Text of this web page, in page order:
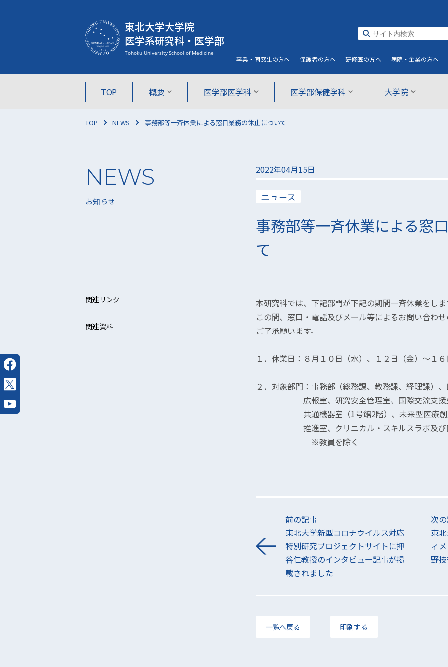
東北大学大学院
医学系研究科・医学部
TOP 概要 医学部医学科 医学部保健学科 大学院
卒業・同窓生の方へ 保護者の方へ 研修医の方へ 病院・企業の方へ
TOP NEWS 事務部等一斉休業による窓口業務の休止について
お知らせ
2022年04月15日
ニュース
事務部等一斉休業による窓
て
本研究科では、下記部門が下記の期間一斉休業をしま
この間、窓口・電話及びメール等によるお問い合わせ
ご了承願います。
１．休業日：８月１０日（水）、１２日（金）～１６
２．対象部門：事務部（総務課、教務課、経理課）、
広報室、研究安全管理室、国際交流支援室
共通機器室（1号館2階）、未来型医療創造
推進室、クリニカル・スキルスラボ及び医
※教員を除く
関連リンク
関連資料
前の記事
東北大学新型コロナウイルス対応
特別研究プロジェクトサイトに押
谷仁教授のインタビュー記事が掲
載されました
次
東
ィ
野
一覧へ戻る 印刷する